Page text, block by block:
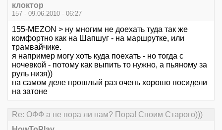
клоктор
157 - 09.06.2010 - 06:27
155-MEZON > ну многим не доехать туда так же
комфортно как на Шапшуг - на маршрутке, или
трамвайчике.
я например могу хоть куда поехать - но тогда с
ночевкой - потому как выпить то нужно, а пьяному за
руль низя))
на самом деле прошлый раз очень хорошо посидели
на затоне
Re: ОФФ а не пора ли нам? Пора! Споим Старого)))